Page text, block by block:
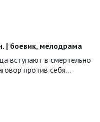
| боевик, мелодрама
вступают в смертельно
против себя...